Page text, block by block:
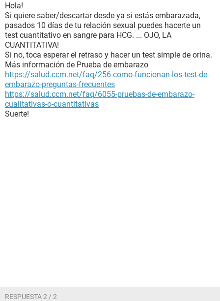
Hola!
Si quiere saber/descartar desde ya si estás embarazada,
pasados 10 días de tu relación sexual puedes hacerte un
test cuantitativo en sangre para HCG. ... OJO, LA
CUANTITATIVA!
Si no, toca esperar el retraso y hacer un test simple de orina.
Más información de Prueba de embarazo
https://salud.ccm.net/faq/256-como-funcionan-los-test-de-
embarazo-preguntas-frecuentes
https://salud.ccm.net/faq/6055-pruebas-de-embarazo-
cualitativas-o-cuantitativas
Suerte!
RESPUESTA 2 / 2